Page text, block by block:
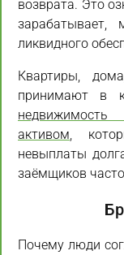
возврата. Это
ликвидного
Квартиры,
принимают в
активом,
невыплаты
заёмщиков
Почему люди